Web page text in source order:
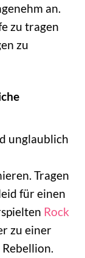
an.
zu tragen
zu
unglaublich
Tragen
für einen
Rock
zu einer